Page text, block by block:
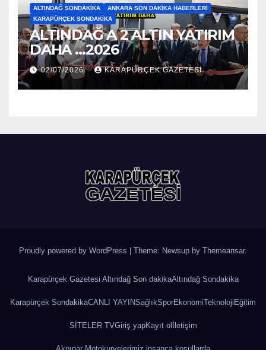
ALTINDAĞ SONDAKIKA
ANKARA SON DAKIKA HABERLERI
KARAPÜRÇEK SONDAKIKA
ALTINDAĞ A 2 ALTIN YATIRIM
DAHA …2026
02/07/2026 KARAPÜRÇEK GAZETESİ
Proudly powered by WordPress Theme: Newsup by Themeansar.
Karapürçek Gazetesi Altındağ Son dakikaAltındağ Sondakika
Karapürçek SondakikaCANLI YAYINSağlıkSporEkonomiTeknoloji Eğitim
SİTELER TVGiriş yapKayıt ol İletişim